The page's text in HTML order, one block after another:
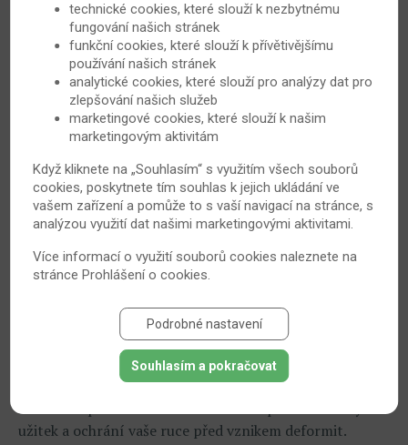
kromě výhod přináší i nová rizika. Přinášíme několik
doporučení pro všechny, kteří budou v budoucnu léčeni
právě biologickými preparáty...
28. 6. 2010 Revmatoidní artritida
Jak mít kontrolu artritidy ve svých rukou
Nejsnazším a nejúčinnějším způsobem, který vám
usnadní život s revmatoidní artritidou, je preventivní
ochrana kloubů. Je to soubor činností a drobných triků,
které vám při minimálních nákladech přinesou velký
užitek a ochrání vaše ruce před vznikem deformit.
technické cookies, které slouží k nezbytnému
fungování našich stránek
funkční cookies, které slouží k přívětivějšímu
používání našich stránek
analytické cookies, které slouží pro analýzy dat pro
zlepšování našich služeb
marketingové cookies, které slouží k našim
marketingovým aktivitám
Když kliknete na „Souhlasím“ s využitím všech souborů
cookies, poskytnete tím souhlas k jejich ukládání ve
vašem zařízení a pomůže to s vaší navigací na stránce, s
analýzou využití dat našimi marketingovými aktivitami.
Více informací o využití souborů cookies naleznete na
stránceProhlášení o cookies
Podrobné nastavení
Souhlasím a pokračovat